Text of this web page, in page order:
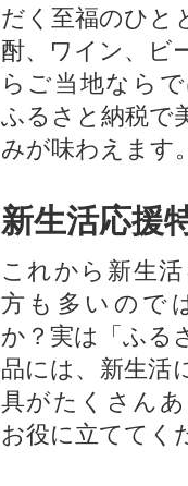
だく至福のひと
酎、ワイン、ビ
らご当地なら
ふるさと納税で
みが味わえます
新生活応援
これから新生
方も多いので
か？実は「ふる
品には、新生活
具がたくさん
お役に立ててく